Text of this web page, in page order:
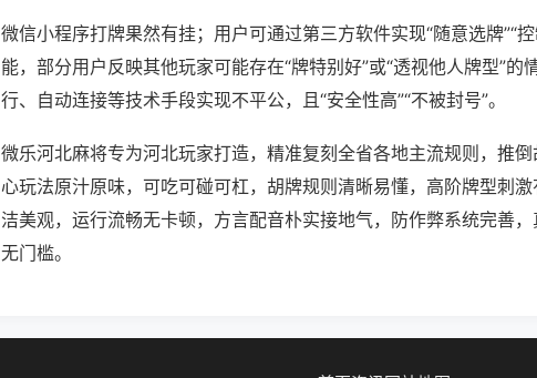
微信小程序打牌果然有挂；用户可通过第三方软件实现“随意选牌”“
能，部分用户反映其他玩家可能存在“牌特别好”或“透视他人牌型”的
行、自动连接等技术手段实现不平公，且“安全性高”“不被封号”。
微乐河北麻将专为河北玩家打造，精准复刻全省各地主流规则，推
心玩法原汁原味，可吃可碰可杠，胡牌规则清晰易懂，高阶牌型刺
洁美观，运行流畅无卡顿，方言配音朴实接地气，防作弊系统完善
无门槛。